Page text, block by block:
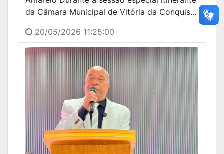
da Câmara Municipal de Vitória da Conquis...
20/05/2026 11:25:00